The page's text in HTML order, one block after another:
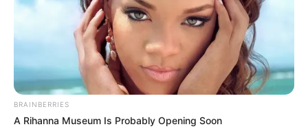
SARAMPIÓN AVENIDA AMBALÁ
IBAGUÉ
PARQUE DE DIVERSIONES
ELECCIONES PRESIDENCIALES
FENÓMENO DEL NIÑO
IBAL
BRAINBERRIES
A Rihanna Museum Is Probably Opening Soon